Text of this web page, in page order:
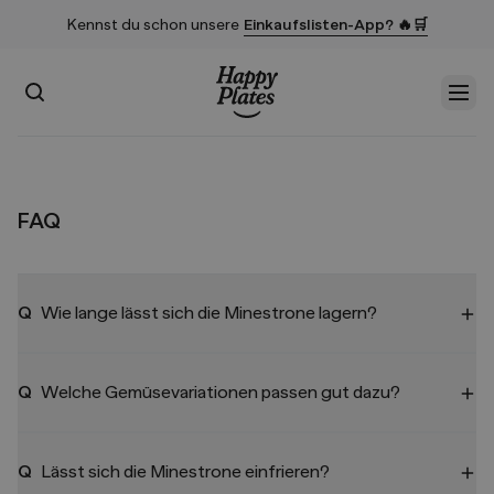
Kennst du schon unsere Einkaufslisten-App? 🔥🛒
Suchen
FAQ
Q Wie lange lässt sich die Minestrone lagern?
Q Welche Gemüsevariationen passen gut dazu?
Q Lässt sich die Minestrone einfrieren?